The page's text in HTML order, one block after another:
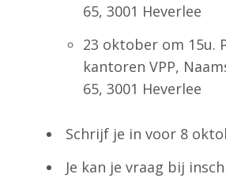
65, 3001 Heverlee
23 oktober om 15u.
kantoren VPP,
65, 3001 Heverlee
Schrijf je in voor 8
Je kan je vraag bij